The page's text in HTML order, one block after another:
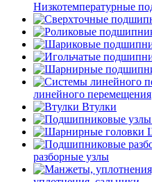
Низкотемпературные
линейного перемещения
Втулки
разборные узлы